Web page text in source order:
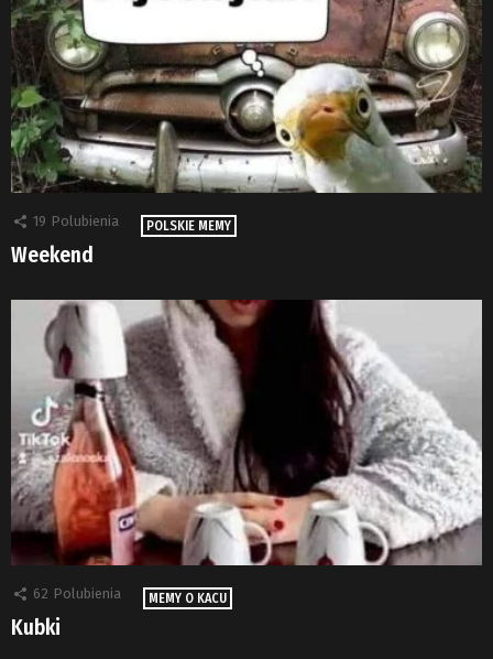
19 Polubienia POLSKIE MEMY
Weekend
62 Polubienia MEMY O KACU
Kubki